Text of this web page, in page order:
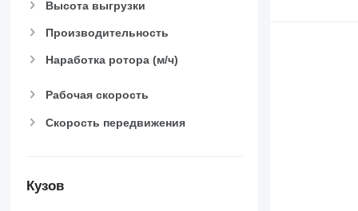
Высота выгрузки
Производительность
Наработка ротора (м/ч)
Рабочая скорость
Скорость передвижения
Кузов